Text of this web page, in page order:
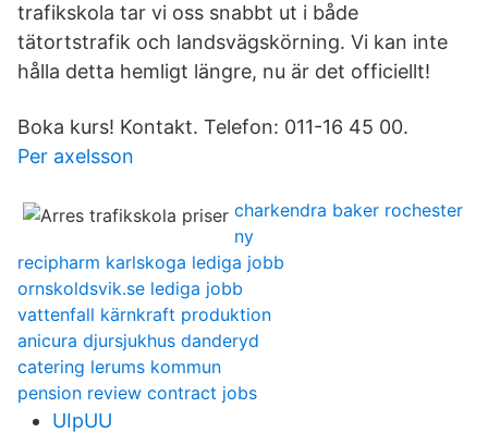
trafikskola tar vi oss snabbt ut i både
tätortstrafik och landsvägskörning. Vi kan inte
hålla detta hemligt längre, nu är det officiellt!
Boka kurs! Kontakt. Telefon: 011-16 45 00.
Per axelsson
charkendra baker rochester
ny
recipharm karlskoga lediga jobb
ornskoldsvik.se lediga jobb
vattenfall kärnkraft produktion
anicura djursjukhus danderyd
catering lerums kommun
pension review contract jobs
UIpUU